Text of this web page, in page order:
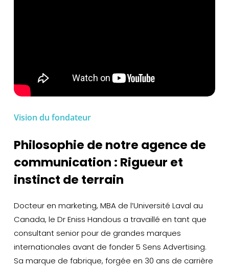
Vision du fondateur
Philosophie de notre agence de
communication : Rigueur et
instinct de terrain
Docteur en marketing, MBA de l’Université Laval au
Canada, le Dr Eniss Handous a travaillé en tant que
consultant senior pour de grandes marques
internationales avant de fonder 5 Sens Advertising.
Sa marque de fabrique, forgée en 30 ans de carrière